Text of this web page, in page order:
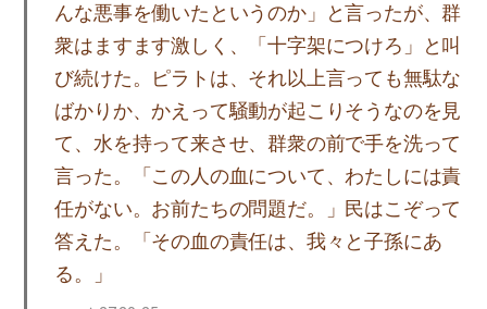
んな悪事を働いたというのか」と言ったが、群
衆はますます激しく、「十字架につけろ」と叫
び続けた。ピラトは、それ以上言っても無駄な
ばかりか、かえって騒動が起こりそうなのを見
て、水を持って来させ、群衆の前で手を洗って
言った。「この人の血について、わたしには責
任がない。お前たちの問題だ。」民はこぞって
答えた。「その血の責任は、我々と子孫にあ
る。」